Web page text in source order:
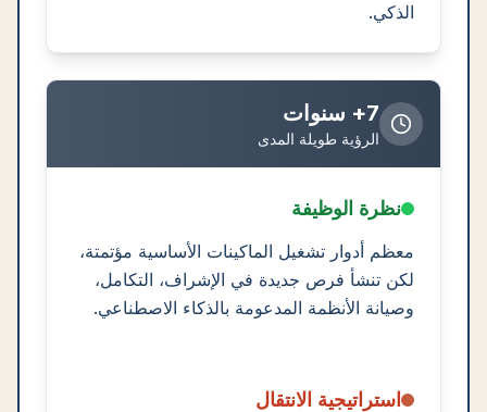
الذكي.
7+ سنوات
الرؤية طويلة المدى
نظرة الوظيفة
معظم أدوار تشغيل الماكينات الأساسية مؤتمتة،
لكن تنشأ فرص جديدة في الإشراف، التكامل،
وصيانة الأنظمة المدعومة بالذكاء الاصطناعي.
استراتيجية الانتقال